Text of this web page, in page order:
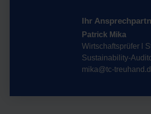
Ihr
Patrick Mika
Wirtschaftsprüfer l
Sustainability-
mika@tc-